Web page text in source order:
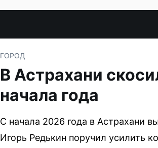
ГОРОД
В Астрахани
начала года
С начала 2026 года в Астрахани
Игорь Редькин поручил усилить